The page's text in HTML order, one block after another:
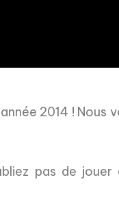
2014 ! Nous
pas de